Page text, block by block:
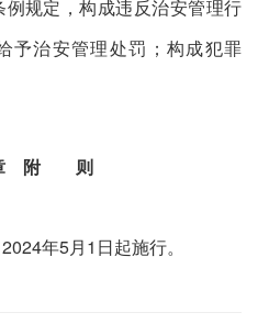
例规定，构成违反治安管理行
予治安管理处罚；构成犯罪
附 则
年5月1日起施行。